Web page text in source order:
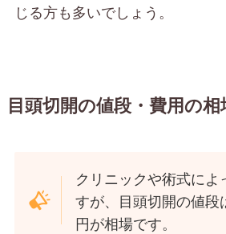
じる方も多いでしょう。
目頭切開の値段・費用の相
クリニックや術式によ
すが、目頭切開の値段
円が相場です。